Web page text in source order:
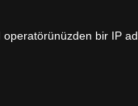
bir IP